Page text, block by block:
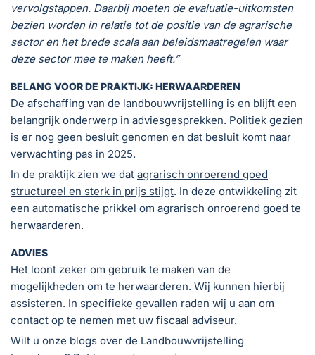
vervolgstappen. Daarbij moeten de evaluatie-uitkomsten
bezien worden in relatie tot de positie van de agrarische
sector en het brede scala aan beleidsmaatregelen waar
deze sector mee te maken heeft.”
BELANG VOOR DE PRAKTIJK: HERWAARDEREN
De afschaffing van de landbouwvrijstelling is en blijft een
belangrijk onderwerp in adviesgesprekken. Politiek gezien
is er nog geen besluit genomen en dat besluit komt naar
verwachting pas in 2025.
In de praktijk zien we dat agrarisch onroerend goed
structureel en sterk in prijs stijgt. In deze ontwikkeling zit
een automatische prikkel om agrarisch onroerend goed te
herwaarderen.
ADVIES
Het loont zeker om gebruik te maken van de
mogelijkheden om te herwaarderen. Wij kunnen hierbij
assisteren. In specifieke gevallen raden wij u aan om
contact op te nemen met uw fiscaal adviseur.
Wilt u onze blogs over de Landbouwvrijstelling